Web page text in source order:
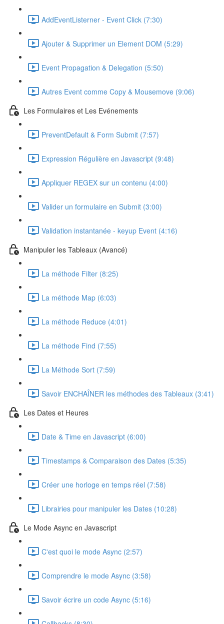
AddEventListerner - Event Click (7:30)
Ajouter & Supprimer un Element DOM (5:29)
Event Propagation & Delegation (5:50)
Autres Event comme Copy & Mousemove (9:06)
Les Formulaires et Les Evénements
PreventDefault & Form Submit (7:57)
Expression Régulière en Javascript (9:48)
Appliquer REGEX sur un contenu (4:00)
Valider un formulaire en Submit (3:00)
Validation instantanée - keyup Event (4:16)
Manipuler les Tableaux (Avancé)
La méthode Filter (8:25)
La méthode Map (6:03)
La méthode Reduce (4:01)
La méthode Find (7:55)
La Méthode Sort (7:59)
Savoir ENCHAÎNER les méthodes des Tableaux (3:41)
Les Dates et Heures
Date & Time en Javascript (6:00)
Timestamps & Comparaison des Dates (5:35)
Créer une horloge en temps réel (7:58)
Librairies pour manipuler les Dates (10:28)
Le Mode Async en Javascript
C'est quoi le mode Async (2:57)
Comprendre le mode Async (3:58)
Savoir écrire un code Async (5:16)